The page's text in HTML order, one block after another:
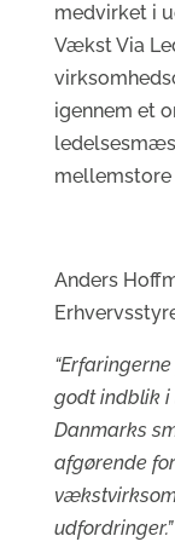
medvirket i
Vækst Via
igennem et
mellemstore
Anders
godt indblik i
Danmarks
afgørende
udfordringer.”